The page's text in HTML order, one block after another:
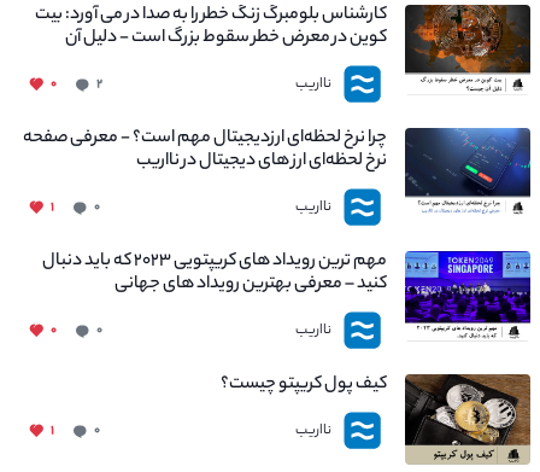
کارشناس بلومبرگ زنگ خطر را به صدا در می آورد: بیت
کوین در معرض خطر سقوط بزرگ است - دلیل آن
چیست؟
نااریب ۲ ۰
چرا نرخ لحظه‌ای ارزدیجیتال مهم است؟ - معرفی صفحه
نرخ لحظه‌ای ارز های دیجیتال در نااریب
نااریب ۰ ۱
مهم ترین رویداد های کریپتویی ۲۰۲۳ که باید دنبال
کنید – معرفی بهترین رویداد های جهانی
نااریب ۰ ۰
کیف پول کریپتو چیست؟
نااریب ۰ ۱